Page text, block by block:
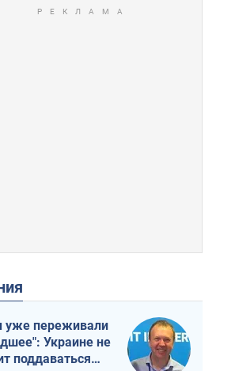
переживали
Украине не
поддаваться